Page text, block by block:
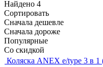
Найдено 4
Сортировать
Сначала дешевле
Сначала дороже
Популярные
Со скидкой
Коляска ANEX e/type 3 в 1